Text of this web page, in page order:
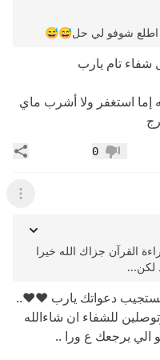
اطلع شوفو لي حل😅😅
شفاء تام يارب
إما استغفر ولا أشرب ماي
عدم إعجاب
0
عرض
القرآن جزاك الله خيرا
لكن...
دعواتك يارب ❤❤..
للشفاء ان شاءالله
الي يرجعك ع ورا ..